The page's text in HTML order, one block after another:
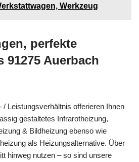
Werkzeug
perfekte
91275 Auerbach
/ Leistungsverhältnis offerieren Ihnen
gestaltetes Infrarotheizung,
& Bildheizung ebenso wie
als Heizungsalternative. Über
hinweg nutzen – so sind unsere